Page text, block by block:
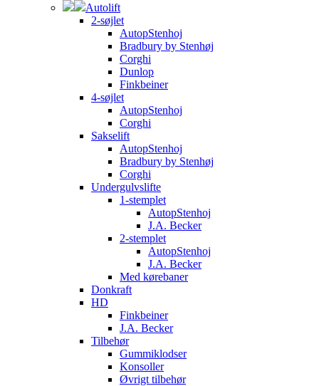
Autolift
2-søjlet
AutopStenhoj
Bradbury by Stenhøj
Corghi
Dunlop
Finkbeiner
4-søjlet
AutopStenhoj
Corghi
Sakselift
AutopStenhoj
Bradbury by Stenhøj
Corghi
Undergulvslifte
1-stemplet
AutopStenhoj
J.A. Becker
2-stemplet
AutopStenhoj
J.A. Becker
Med kørebaner
Donkraft
HD
Finkbeiner
J.A. Becker
Tilbehør
Gummiklodser
Konsoller
Øvrigt tilbehør